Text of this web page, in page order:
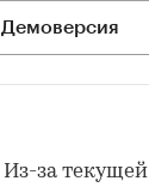
Демоверсия
Из-за текущей